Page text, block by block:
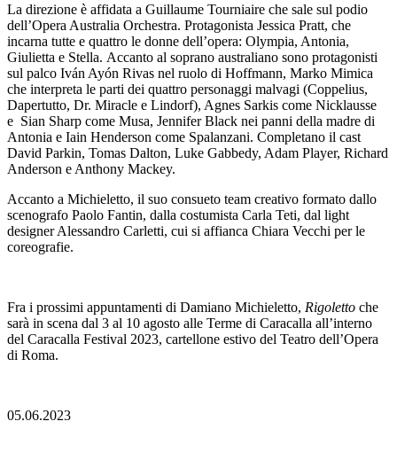
La direzione è affidata a Guillaume Tourniaire che sale sul podio
dell’Opera Australia Orchestra. Protagonista Jessica Pratt, che
incarna tutte e quattro le donne dell’opera: Olympia, Antonia,
Giulietta e Stella. Accanto al soprano australiano sono protagonisti
sul palco Iván Ayón Rivas nel ruolo di Hoffmann, Marko Mimica
che interpreta le parti dei quattro personaggi malvagi (Coppelius,
Dapertutto, Dr. Miracle e Lindorf), Agnes Sarkis come Nicklausse
e Sian Sharp come Musa, Jennifer Black nei panni della madre di
Antonia e Iain Henderson come Spalanzani. Completano il cast
David Parkin, Tomas Dalton, Luke Gabbedy, Adam Player, Richard
Anderson e Anthony Mackey.
Accanto a Michieletto, il suo consueto team creativo formato dallo
scenografo Paolo Fantin, dalla costumista Carla Teti, dal light
designer Alessandro Carletti, cui si affianca Chiara Vecchi per le
coreografie.
Fra i prossimi appuntamenti di Damiano Michieletto, Rigoletto che
sarà in scena dal 3 al 10 agosto alle Terme di Caracalla all’interno
del Caracalla Festival 2023, cartellone estivo del Teatro dell’Opera
di Roma.
05.06.2023